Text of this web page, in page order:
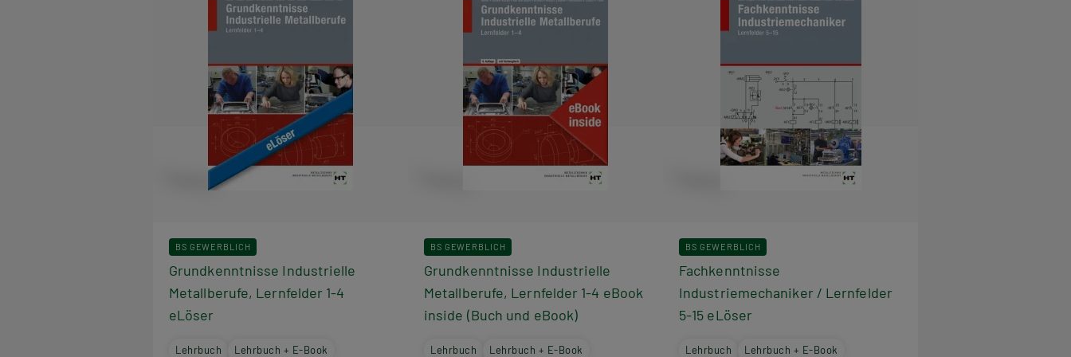
BS GEWERBLICH
Grundkenntnisse Industrielle
Metallberufe, Lernfelder 1-4
eLöser
Lehrbuch
Lehrbuch + E-Book
BS GEWERBLICH
Grundkenntnisse Industrielle
Metallberufe, Lernfelder 1-4 eBook
inside (Buch und eBook)
Lehrbuch
Lehrbuch + E-Book
BS GEWERBLICH
Fachkenntnisse
Industriemechaniker / Lernfelder
5-15 eLöser
Lehrbuch
Lehrbuch + E-Book